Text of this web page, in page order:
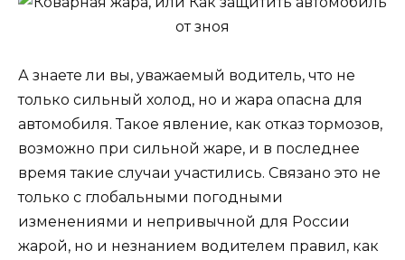
А знаете ли вы, уважаемый водитель, что не
только сильный холод, но и жара опасна для
автомобиля. Такое явление, как отказ тормозов,
возможно при сильной жаре, и в последнее
время такие случаи участились. Связано это не
только с глобальными погодными
изменениями и непривычной для России
жарой, но и незнанием водителем правил, как